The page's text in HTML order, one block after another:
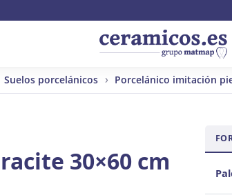
Suelos porcelánicos Porcelánico imitación
30×60 cm